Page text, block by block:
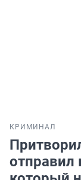
КРИМИНАЛ
отправил